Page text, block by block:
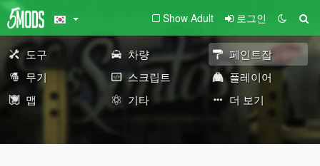
Show Adult 로그인
도구 차량
페인트잡
무기
스크립트
플레이어
맵
기타 더 보기